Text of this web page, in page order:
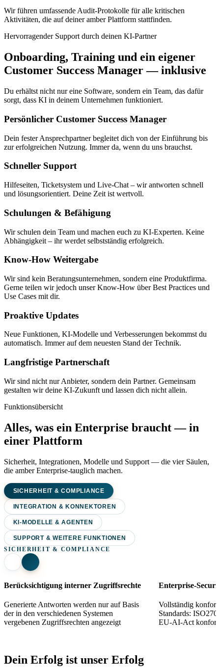
Wir führen umfassende Audit-Protokolle für alle kritischen
Aktivitäten, die auf deiner amber Plattform stattfinden.
Hervorragender Support durch deinen KI-Partner
Onboarding, Training und ein eigener
Customer Success Manager — inklusive
Du erhältst nicht nur eine Software, sondern ein Team, das dafür
sorgt, dass KI in deinem Unternehmen funktioniert.
Persönlicher Customer Success Manager
Dein fester Ansprechpartner begleitet dich von der Einführung bis
zur erfolgreichen Nutzung. Immer da, wenn du uns brauchst.
Schneller Support
Hilfeseiten, Ticketsystem und Live-Chat – wir antworten schnell
und lösungsorientiert. Deine Zeit ist wertvoll.
Schulungen & Befähigung
Wir schulen dein Team und machen euch zu KI-Experten. Keine
Abhängigkeit – ihr werdet selbstständig erfolgreich.
Know-How Weitergabe
Wir sind kein Beratungsunternehmen, sondern eine Produktfirma.
Gerne teilen wir jedoch unser Know-How über Best Practices und
Use Cases mit dir.
Proaktive Updates
Neue Funktionen, KI-Modelle und Verbesserungen bekommst du
automatisch. Immer auf dem neuesten Stand der Technik.
Langfristige Partnerschaft
Wir sind nicht nur Anbieter, sondern dein Partner. Gemeinsam
gestalten wir deine KI-Zukunft und lassen dich nicht allein.
Funktionsübersicht
Alles, was ein Enterprise braucht — in
einer Plattform
Sicherheit, Integrationen, Modelle und Support — die vier Säulen,
die amber Enterprise-tauglich machen.
SICHERHEIT & COMPLIANCE
INTEGRATION & KONNEKTOREN
KI-MODELLE & AGENTEN
SUPPORT & WEITERE FUNKTIONEN
SICHERHEIT & COMPLIANCE
Berücksichtigung interner Zugriffsrechte
Generierte Antworten werden nur auf Basis
der in den verschiedenen Systemen
vergebenen Zugriffsrechten angezeigt
Enterprise-
Vollständig
Standards:
EU-AI-Act
Dein Erfolg ist unser Erfolg